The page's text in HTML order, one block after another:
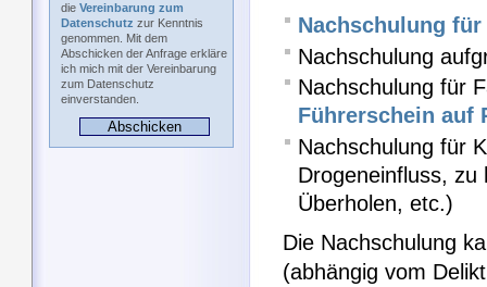
die Vereinbarung zum
Datenschutz zur Kenntnis
genommen. Mit dem
Abschicken der Anfrage erkläre
ich mich mit der Vereinbarung
zum Datenschutz
einverstanden.
Nachschulung
Nachschulung
Nachschulung für
Führerschein auf
Nachschulung für
Drogeneinfluss, zu
Überholen, etc.)
Die Nachschulung
(abhängig vom